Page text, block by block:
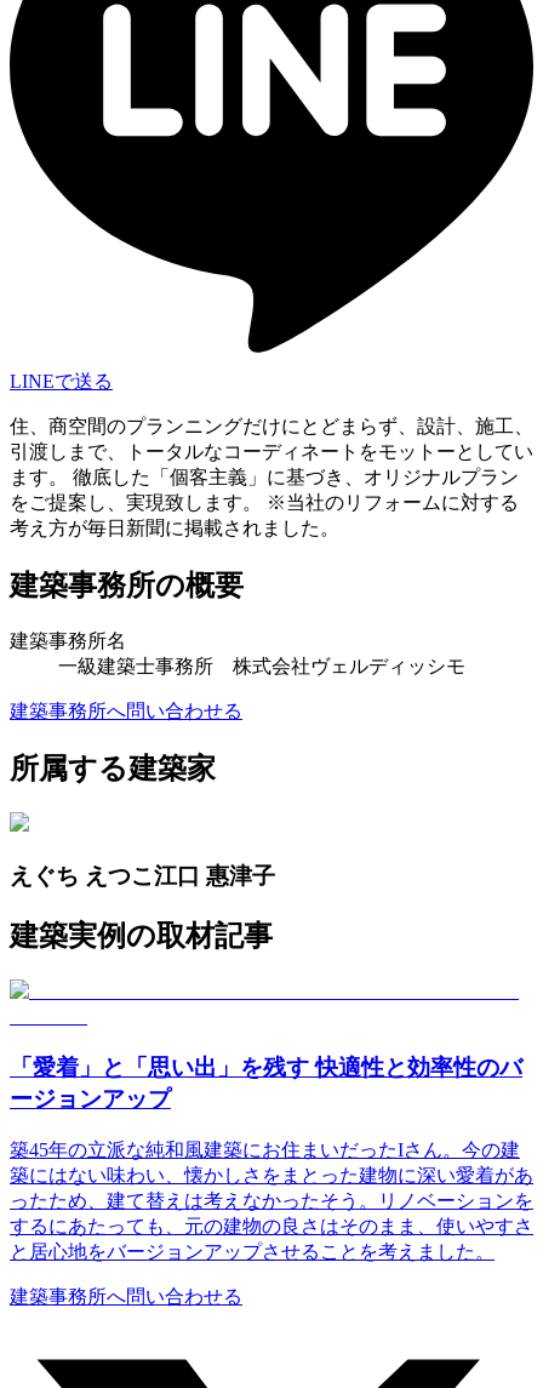
LINEで送る
住、商空間のプランニングだけにとどまらず、設計、施工、
引渡しまで、トータルなコーディネートをモットーとしてい
ます。 徹底した「個客主義」に基づき、オリジナルプラン
をご提案し、実現致します。 ※当社のリフォームに対する
考え方が毎日新聞に掲載されました。
建築事務所の概要
建築事務所名
一級建築士事務所 株式会社ヴェルディッシモ
建築事務所へ問い合わせる
所属する建築家
えぐち えつこ江口 惠津子
建築実例の取材記事
「愛着」と「思い出」を残す 快適性と効率性のバ
ージョンアップ
築45年の立派な純和風建築にお住まいだったIさん。今の建
築にはない味わい、懐かしさをまとった建物に深い愛着があ
ったため、建て替えは考えなかったそう。リノベーションを
するにあたっても、元の建物の良さはそのまま、使いやすさ
と居心地をバージョンアップさせることを考えました。
建築事務所へ問い合わせる